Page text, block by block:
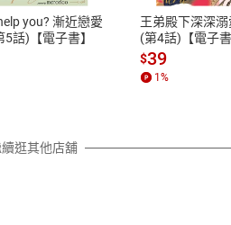
者保護法及通訊交易解
事適用準則，依商品性
。詳細退換貨說明請參
客服
you? 漸近戀愛
話)【電子書】
王弟殿下深深
(第4話)【電子書
$39
1%
逛其他店舖